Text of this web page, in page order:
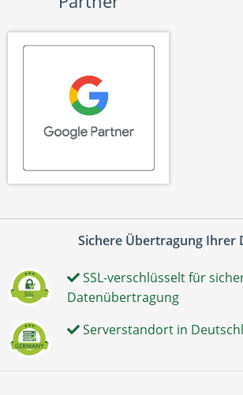
Sichere Übertragung Ihrer
SSL-verschlüsselt für
Datenübertragung
Serverstandort in